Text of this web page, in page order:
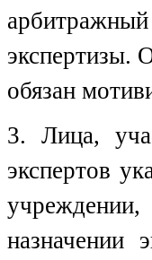
экспертизы.
обязан
3. Лица,
экспертов
учреждении,
назначении